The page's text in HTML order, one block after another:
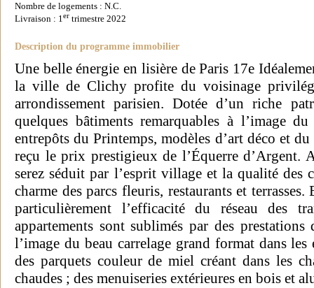
Nombre de logements : N.C.
Livraison : 1er trimestre 2022
Description du programme immobilier
Une belle énergie en lisière de Paris 17e
la ville de Clichy profite du voisinage
arrondissement parisien. Dotée d’un riche
quelques bâtiments remarquables à l’image
entrepôts du Printemps, modèles d’art déco et
reçu le prix prestigieux de l’Équerre d’Argent.
serez séduit par l’esprit village et la qualité des
charme des parcs fleuris, restaurants et
particulièrement l’efficacité du réseau des
appartements sont sublimés par des
l’image du beau carrelage grand format dans
des parquets couleur de miel créant dans les
chaudes ; des menuiseries extérieures en bois et